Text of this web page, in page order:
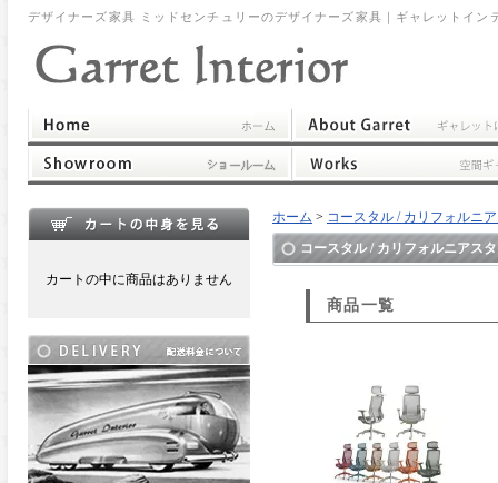
デザイナーズ家具 ミッドセンチュリーのデザイナーズ家具｜ギャレットイン
カートの中に商品はありません
ホーム > コースタル / カリフォルニ
コースタル / カリフォルニアス
商品一覧